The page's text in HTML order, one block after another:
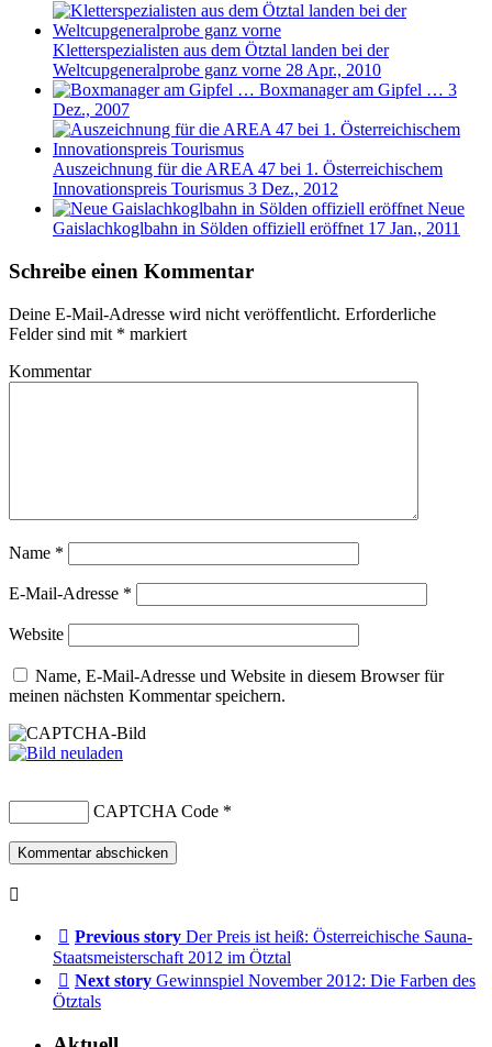
Kletterspezialisten aus dem Ötztal landen bei der
Weltcupgeneralprobe ganz vorne 28 Apr., 2010
Boxmanager am Gipfel … 3
Dez., 2007
Auszeichnung für die AREA 47 bei 1. Österreichischem
Innovationspreis Tourismus 3 Dez., 2012
Neue
Gaislachkoglbahn in Sölden offiziell eröffnet 17 Jan., 2011
Schreibe einen Kommentar
Deine E-Mail-Adresse wird nicht veröffentlicht. Erforderliche
Felder sind mit * markiert
Kommentar
Name *
E-Mail-Adresse *
Website
Name, E-Mail-Adresse und Website in diesem Browser für
meinen nächsten Kommentar speichern.
CAPTCHA Code *
Previous story Der Preis ist heiß: Österreichische Sauna-
Staatsmeisterschaft 2012 im Ötztal
Next story Gewinnspiel November 2012: Die Farben des
Ötztals